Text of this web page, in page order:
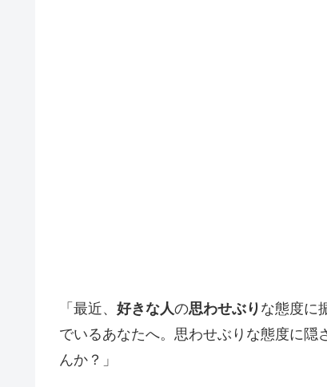
「最近、 好きな人の思わせぶり な態度に
でいるあなたへ。思わせぶりな態度に
んか？」